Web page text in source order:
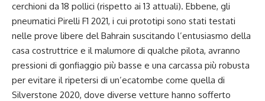
cerchioni da 18 pollici (rispetto ai 13 attuali). Ebbene, gli
pneumatici Pirelli F1 2021, i cui prototipi sono stati testati
nelle prove libere del Bahrain suscitando l’entusiasmo della
casa costruttrice e il malumore di qualche pilota, avranno
pressioni di gonfiaggio più basse e una carcassa più robusta
per evitare il ripetersi di un’ecatombe come quella di
Silverstone 2020, dove diverse vetture hanno sofferto